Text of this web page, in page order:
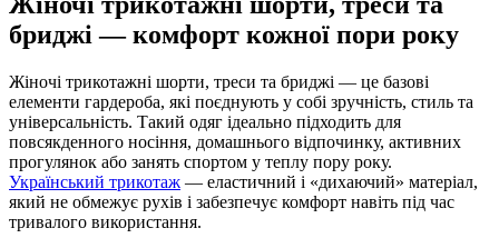
бриджі — комфорт кожної пори року
Жіночі трикотажні шорти, треси та бриджі — це базові
елементи гардероба, які поєднують у собі зручність, стиль та
універсальність. Такий одяг ідеально підходить для
повсякденного носіння, домашнього відпочинку, активних
прогулянок або занять спортом у теплу пору року.
Український трикотаж — еластичний і «дихаючий» матеріал,
який не обмежує рухів і забезпечує комфорт навіть під час
тривалого використання.